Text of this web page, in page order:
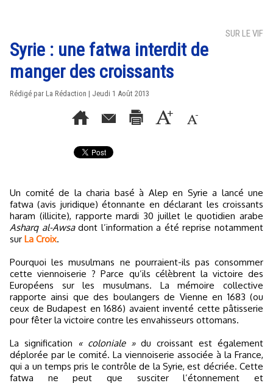
SUR LE VIF
Syrie : une fatwa interdit de
manger des croissants
Rédigé par La Rédaction | Jeudi 1 Août 2013
Un comité de la charia basé à Alep en Syrie a lancé une
fatwa (avis juridique) étonnante en déclarant les croissants
haram (illicite), rapporte mardi 30 juillet le quotidien arabe
Asharq al-Awsadont l’information a été reprise notamment
sur La Croix.
Pourquoi les musulmans ne pourraient-ils pas consommer
cette viennoiserie ? Parce qu’ils célèbrent la victoire des
Européens sur les musulmans. La mémoire collective
rapporte ainsi que des boulangers de Vienne en 1683 (ou
ceux de Budapest en 1686) avaient inventé cette pâtisserie
pour fêter la victoire contre les envahisseurs ottomans.
La signification
« coloniale »du croissant est également
déplorée par le comité. La viennoiserie associée à la France,
qui a un temps pris le contrôle de la Syrie, est décriée. Cette
fatwa ne peut que susciter l’étonnement et